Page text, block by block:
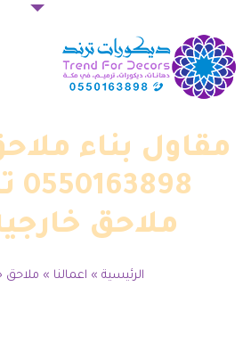
مقاول بناء
ملاحق
الرئيسية » اعمالنا » ملاحق